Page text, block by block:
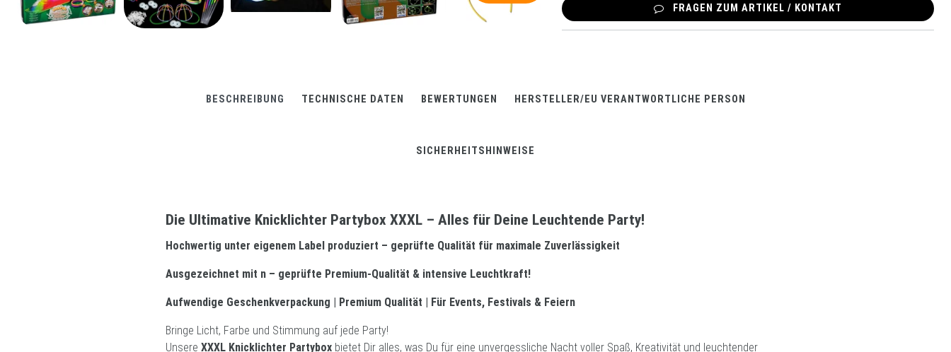
FRAGEN ZUM ARTIKEL / KONTAKT
BESCHREIBUNG TECHNISCHE DATEN BEWERTUNGEN HERSTELLER/EU VERANTWORTLICHE PERSON
SICHERHEITSHINWEISE
Die Ultimative Knicklichter Partybox XXXL – Alles für Deine Leuchtende Party!
Hochwertig unter eigenem Label produziert – geprüfte Qualität für maximale Zuverlässigkeit
Ausgezeichnet mit n – geprüfte Premium-Qualität & intensive Leuchtkraft!
Aufwendige Geschenkverpackung | Premium Qualität | Für Events, Festivals & Feiern
Bringe Licht, Farbe und Stimmung auf jede Party!
Unsere XXXL Knicklichter Partybox bietet Dir alles, was Du für eine unvergessliche Nacht voller Spaß, Kreativität und leuchtender